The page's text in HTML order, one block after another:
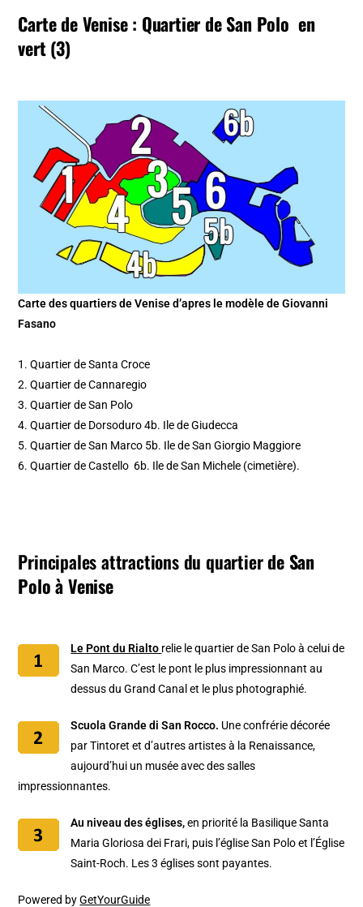
Carte de Venise : Quartier de San Polo en
vert (3)
Carte des quartiers de Venise d’apres le modèle de Giovanni
Fasano
1. Quartier de Santa Croce
2. Quartier de Cannaregio
3. Quartier de San Polo
4. Quartier de Dorsoduro 4b. Ile de Giudecca
5. Quartier de San Marco 5b. Ile de San Giorgio Maggiore
6. Quartier de Castello 6b. Ile de San Michele (cimetière).
Principales attractions du quartierde San
Polo à Venise
Le Pont du Rialto relie le quartier de San Polo à celui de
San Marco. C’est le pont le plus impressionnant au
dessus du Grand Canal et le plus photographié.
Scuola Grande di San Rocco. Une confrérie décorée
par Tintoret et d’autres artistes à la Renaissance,
aujourd’hui un musée avec des salles
impressionnantes.
Au niveau des églises,en priorité la Basilique Santa
Maria Gloriosa dei Frari, puis l’église San Polo et l’Église
Saint-Roch. Les 3 églises sont payantes.
Powered byGetYourGuide